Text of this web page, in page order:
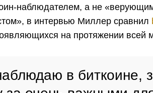
наблюдателем, а не
в интервью Миллер сравнил
на протяжении всей
в биткоине,